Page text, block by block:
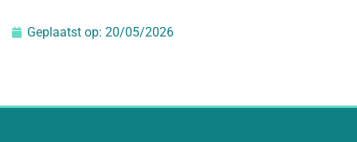
Geplaatst op: 20/05/2026